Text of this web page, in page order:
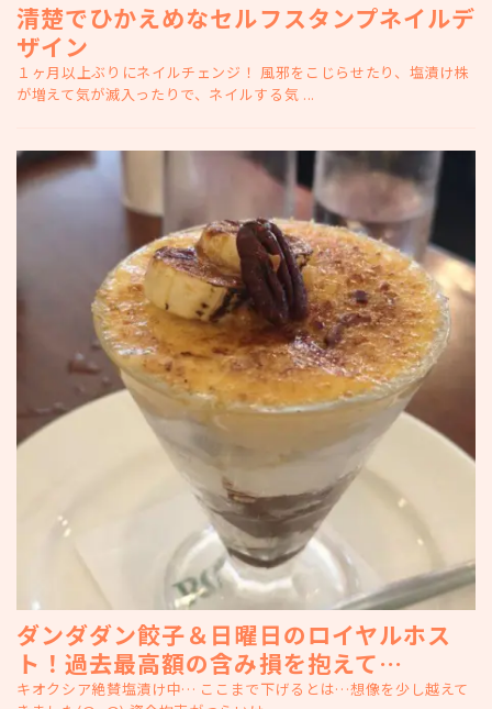
清楚でひかえめなセルフスタンプネイルデ
ザイン
１ヶ月以上ぶりにネイルチェンジ！ 風邪をこじらせたり、塩漬け株
が増えて気が滅入ったりで、ネイルする気 ...
ダンダダン餃子＆日曜日のロイヤルホス
ト！過去最高額の含み損を抱えて…
キオクシア絶賛塩漬け中… ここまで下げるとは…想像を少し越えて